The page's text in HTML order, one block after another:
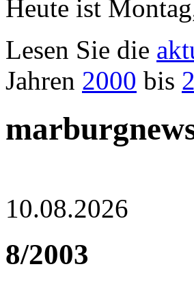
Heute ist
Lesen Sie die
Jahren 2000 bis
10.08.2026
8/2003